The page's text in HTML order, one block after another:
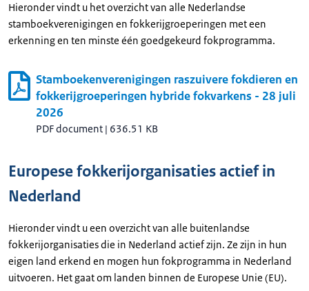
Hieronder vindt u het overzicht van alle Nederlandse
stamboekverenigingen en fokkerijgroeperingen met een
erkenning en ten minste één goedgekeurd fokprogramma.
Stamboekenverenigingen raszuivere fokdieren en
fokkerijgroeperingen hybride fokvarkens - 28 juli
2026
PDF document | 636.51 KB
Europese fokkerijorganisaties actief in
Nederland
Hieronder vindt u een overzicht van alle buitenlandse
fokkerijorganisaties die in Nederland actief zijn. Ze zijn in hun
eigen land erkend en mogen hun fokprogramma in Nederland
uitvoeren. Het gaat om landen binnen de Europese Unie (EU).